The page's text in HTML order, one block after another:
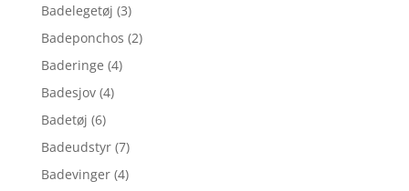
Badelegetøj (3)
Badeponchos (2)
Baderinge (4)
Badesjov (4)
Badetøj (6)
Badeudstyr (7)
Badevinger (4)